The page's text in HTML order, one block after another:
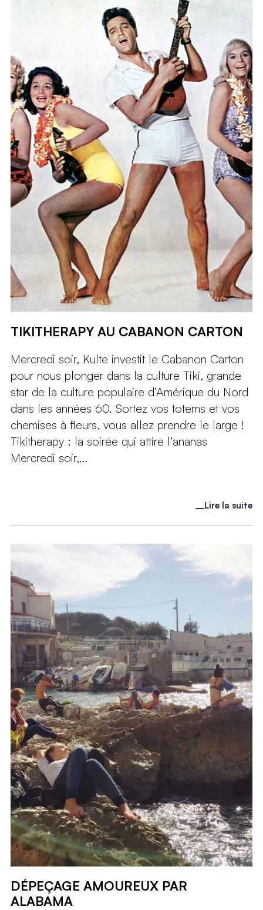
TIKITHERAPY AU CABANON CARTON
Mercredi soir, Kulte investit le Cabanon Carton
pour nous plonger dans la culture Tiki, grande
star de la culture populaire d’Amérique du Nord
dans les années 60. Sortez vos totems et vos
chemises à fleurs, vous allez prendre le large !
Tikitherapy : la soirée qui attire l’ananas
Mercredi soir,...
Lire la suite
DÉPEÇAGE AMOUREUX PAR
ALABAMA